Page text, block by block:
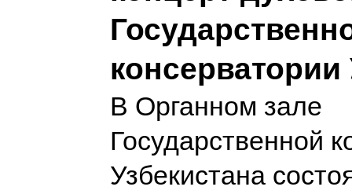
консерватории
В Органном зале
Государственной
Узбекистана